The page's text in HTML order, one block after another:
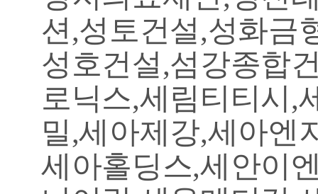
션,성토건설,성화금
성호건설,섬강종합
로닉스,세림티티시,
밀,세아제강,세아엔
세아홀딩스,세안이